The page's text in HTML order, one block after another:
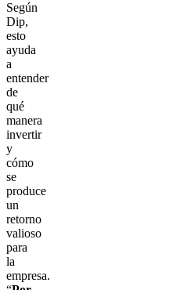
Según
Dip,
esto
ayuda
a
entender
de
qué
manera
invertir
y
cómo
se
produce
un
retorno
valioso
para
la
empresa.